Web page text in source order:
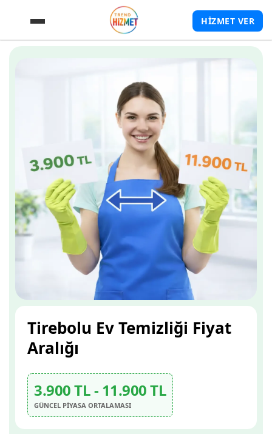
HİZMET VER
Tirebolu Ev Temizliği Fiyat
Aralığı
3.900 TL - 11.900 TL
GÜNCEL PİYASA ORTALAMASI